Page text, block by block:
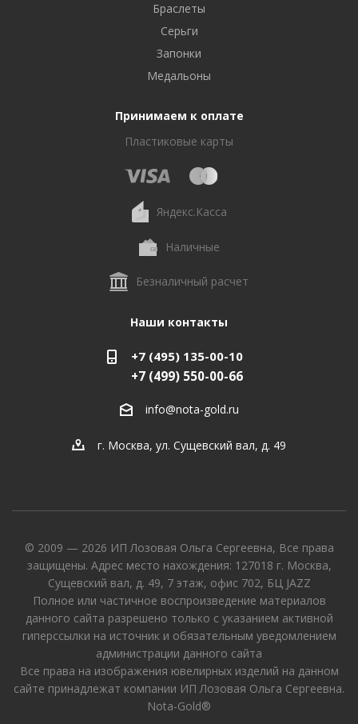
Браслеты
Серьги
Запонки
Медальоны
Принимаем к оплате
Пластиковые карты
Яндекс.Касса
Наличные
Безналичный расчет
Наши контакты
+7 (495) 135-00-10
+7 (499) 550-00-66
info@nota-gold.ru
г. Москва, ул. Сущевский вал, д. 49
© 2009 — 2026 ИП Лозовая Ольга Сергеевна, Все права
защищены. Адрес место нахождения: 127018 г. Москва,
Сущевский вал, д. 49, 7 этаж, офис 702, БЦ JAZZ
Полное или частичное воспроизведение материалов
данного сайта разрешено только с указанием активной
гиперссылки на источник и обязательным уведомлением
администрации данного сайта
Все права на изображения ювелирных изделий на данном
сайте принадлежат компании ИП Лозовая Ольга Сергеевна.
Nota-Gold®